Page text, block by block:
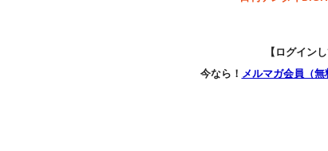
【ログイン
今なら！ メルマガ会員（無